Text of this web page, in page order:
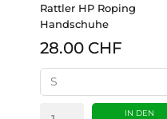
Rattler HP Roping
Handschuhe
28.00 CHF
IN DEN